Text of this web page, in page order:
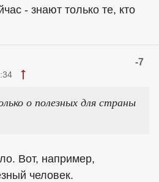
- знают только те, кто
-7
о полезных для страны
Вот, например,
человек.